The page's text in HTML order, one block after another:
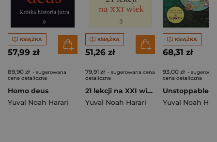
KSIĄŻKA
57,99 zł
89,90 zł - sugerowana
cena detaliczna
Homo deus
Yuval Noah Harari
KSIĄŻKA
51,26 zł
79,91 zł - sugerowana cena
detaliczna
21 lekcji na XXI wiek wyd. 2026
Yuval Noah Harari
KSIĄŻKA
68,31 zł
93,00 zł -
cena detaliczna
Yuval Noah